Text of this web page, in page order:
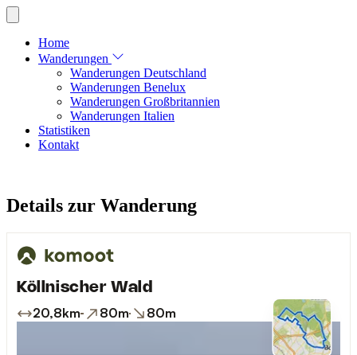
Home
Wanderungen
Wanderungen Deutschland
Wanderungen Benelux
Wanderungen Großbritannien
Wanderungen Italien
Statistiken
Kontakt
Details zur Wanderung